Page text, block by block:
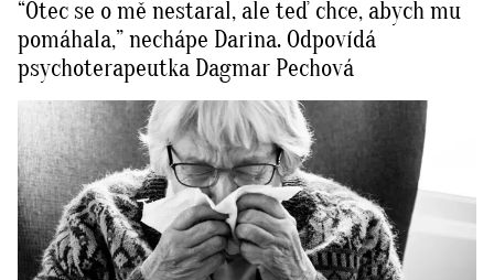
“Otec se o mě nestaral, ale teď chce, abych mu
pomáhala,” nechápe Darina. Odpovídá
psychoterapeutka Dagmar Pechová